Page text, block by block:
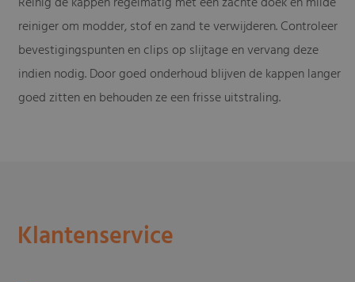
reiniger om modder, stof en zand te verwijderen. Controleer
bevestigingspunten en clips op slijtage en vervang deze
indien nodig. Door goed onderhoud blijven de kappen langer
goed zitten en behouden ze een frisse uitstraling.
Klantenservice